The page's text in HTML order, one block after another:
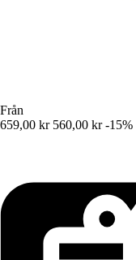
Från
659,00 kr 560,00 kr -15%